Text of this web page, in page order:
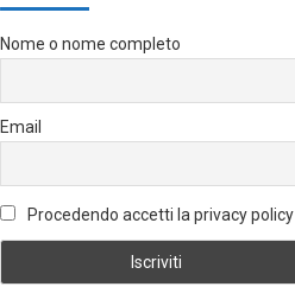
Nome o nome completo
Email
Procedendo accetti la privacy policy